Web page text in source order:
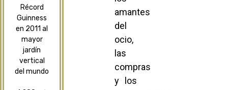
Récord
Guinness
en 2011 al
mayor
jardín
vertical
del mundo
amantes
del
ocio,
las
compras
y los